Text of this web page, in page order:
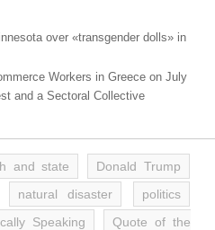
over «transgender dolls» in
Workers in Greece on July
and a Sectoral Collective
and state
Donald Trump
natural disaster
politics
Speaking
Quote of the